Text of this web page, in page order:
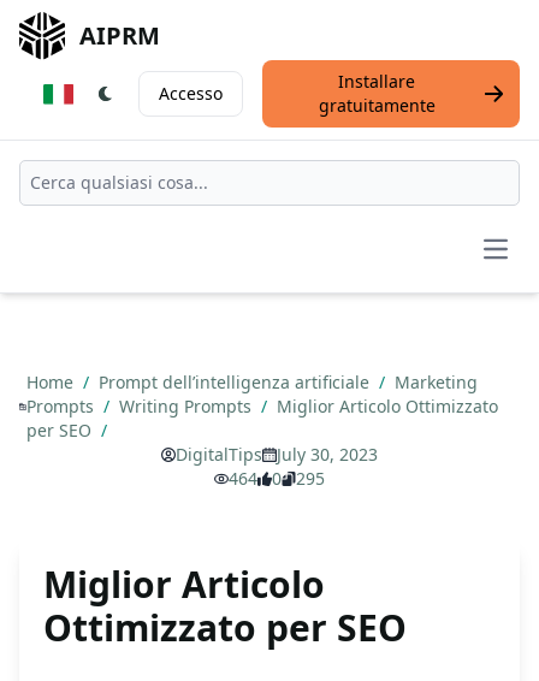
AIPRM
Accesso
Installare
gratuitamente
Home / Prompt dell’intelligenza artificiale / Marketing
Prompts / Writing Prompts / Miglior Articolo Ottimizzato
per SEO /
DigitalTips
July 30, 2023
464
0 295
Miglior Articolo
Ottimizzato per SEO